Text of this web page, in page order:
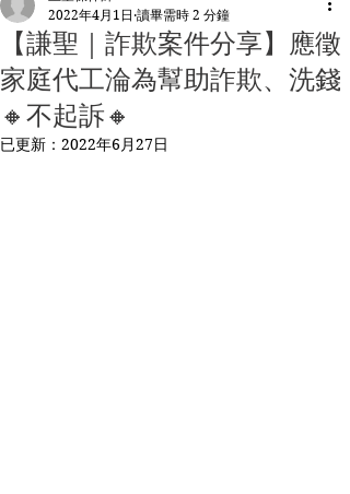
【謙聖｜詐欺案件分享】應徵
家庭代工淪為幫助詐欺、洗錢
🔸不起訴🔸
2022年4月1日 讀畢需時 2 分鐘
已更新： 2022年6月27日